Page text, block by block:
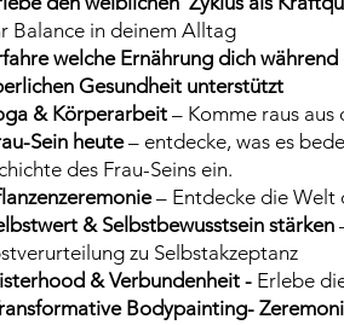
Balance in deinem Alltag
welche Ernährung dich
Gesundheit unterstützt
& Körperarbeit – Komme raus
Sein heute– entdecke, was es
des Frau-Seins ein.
– Entdecke die Welt
& Selbstbewusstsein stärken
zu Selbstakzeptanz
& Verbundenheit - Erlebe
Bodypainting-